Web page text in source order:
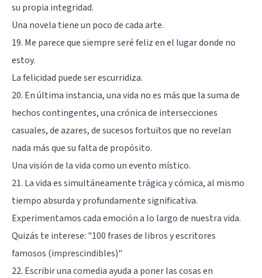
su propia integridad.
Una novela tiene un poco de cada arte.
19. Me parece que siempre seré feliz en el lugar donde no
estoy.
La felicidad puede ser escurridiza.
20. En última instancia, una vida no es más que la suma de
hechos contingentes, una crónica de intersecciones
casuales, de azares, de sucesos fortuitos que no revelan
nada más que su falta de propósito.
Una visión de la vida como un evento místico.
21. La vida es simultáneamente trágica y cómica, al mismo
tiempo absurda y profundamente significativa.
Experimentamos cada emoción a lo largo de nuestra vida.
Quizás te interese: "100 frases de libros y escritores
famosos (imprescindibles)"
22. Escribir una comedia ayuda a poner las cosas en